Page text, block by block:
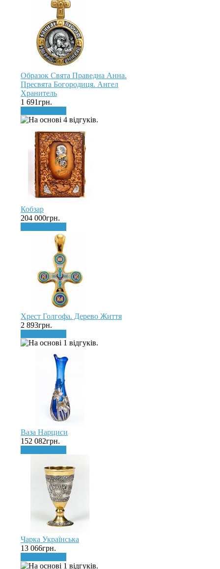
Образок Свята Праведна Анна.
Пресвята Богородиця. Ангел
Хранитель
1 691грн.
Кобзар
204 000грн.
Хрест Голгофа. Дерево Життя
2 893грн.
Ваза Нарциси
152 082грн.
Чарка Українська
13 066грн.